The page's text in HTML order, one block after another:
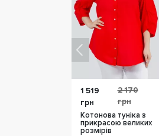
1 519
грн
2 170
грн
Котонова туніка з
прикрасою великих
розмірів